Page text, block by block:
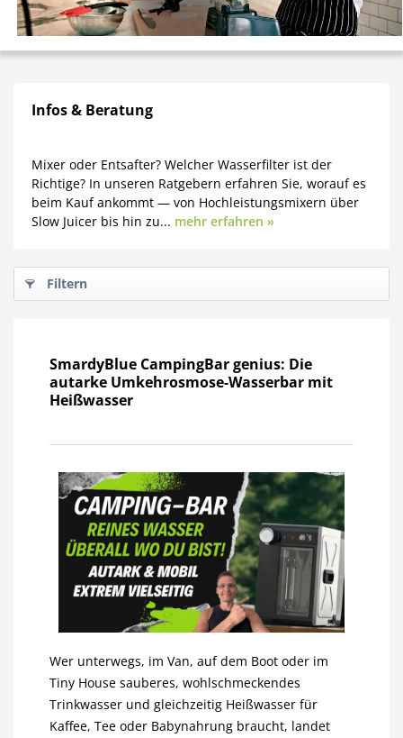
Infos & Beratung
Mixer oder Entsafter? Welcher Wasserfilter ist der
Richtige? In unseren Ratgebern erfahren Sie, worauf es
beim Kauf ankommt — von Hochleistungsmixern über
Slow Juicer bis hin zu... mehr erfahren »
Filtern
SmardyBlue CampingBar genius: Die
autarke Umkehrosmose-Wasserbar mit
Heißwasser
Wer unterwegs, im Van, auf dem Boot oder im
Tiny House sauberes, wohlschmeckendes
Trinkwasser und gleichzeitig Heißwasser für
Kaffee, Tee oder Babynahrung braucht, landet